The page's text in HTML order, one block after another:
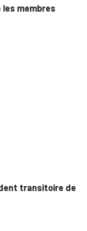
les membres
transitoire de